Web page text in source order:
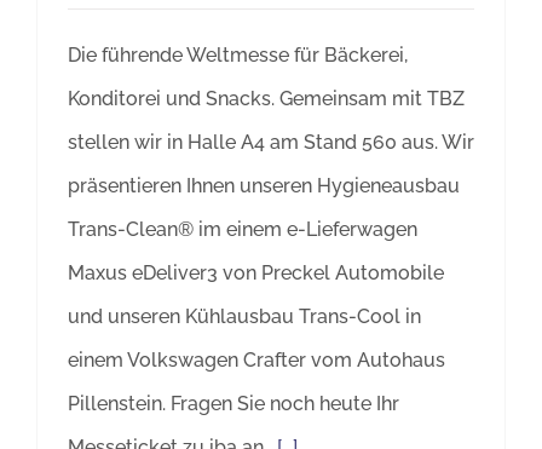
Die führende Weltmesse für Bäckerei,
Konditorei und Snacks. Gemeinsam mit TBZ
stellen wir in Halle A4 am Stand 560 aus. Wir
präsentieren Ihnen unseren Hygieneausbau
Trans-Clean® im einem e-Lieferwagen
Maxus eDeliver3 von Preckel Automobile
und unseren Kühlausbau Trans-Cool in
einem Volkswagen Crafter vom Autohaus
Pillenstein. Fragen Sie noch heute Ihr